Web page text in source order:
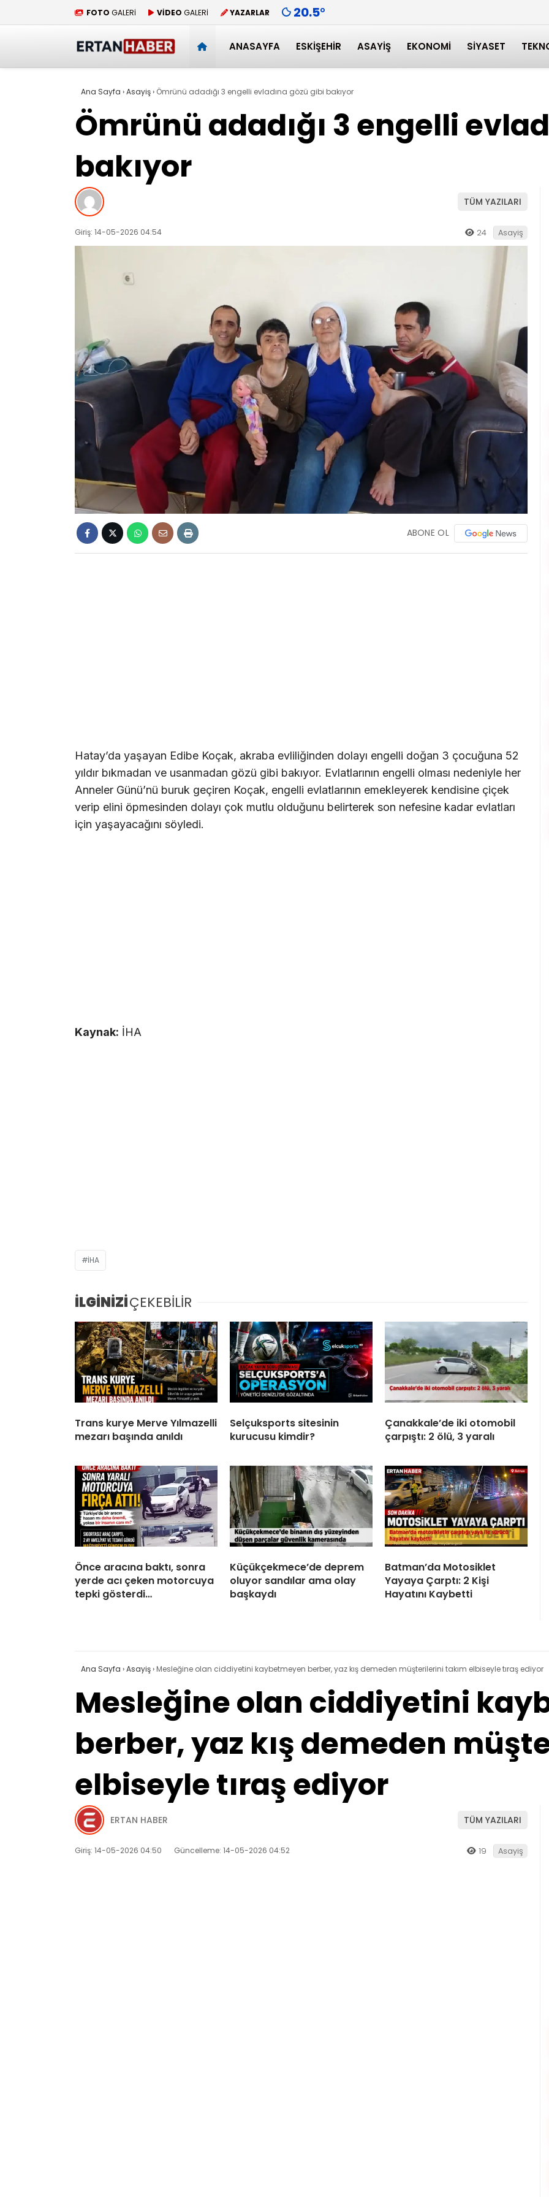
FOTO GALERİ VİDEO GALERİ YAZARLAR 20.5°
ANASAYFA ESKIŞEHIR ASAYIŞ EKONOMI SIYASET
Ana Sayfa ›Asayiş› Ömrünü adadığı 3 engelli evladına gözü gibi bakıyor
Ömrünü adadığı 3 engelli
bakıyor
TÜM YAZILARI
Giriş: 14-05-2026 04:54 24 Asayiş
ABONE OL
Hatay’da yaşayan Edibe Koçak, akraba evliliğinden dolayı engelli doğan 3 çocuğuna 52
yıldır bıkmadan ve usanmadan gözü gibi bakıyor. Evlatlarının engelli olması nedeniyle her
Anneler Günü’nü buruk geçiren Koçak, engelli evlatlarının emekleyerek kendisine çiçek
verip elini öpmesinden dolayı çok mutlu olduğunu belirterek son nefesine kadar evlatları
için yaşayacağını söyledi.
Kaynak: İHA
İHA
İLGİNİZİÇEKEBİLİR
Trans kurye Merve Yılmazelli
mezarı başında anıldı
Selçuksports sitesinin
kurucusu kimdir?
Çanakkale’de iki otomobil
çarpıştı: 2 ölü, 3 yaralı
Önce aracına baktı, sonra
yerde acı çeken motorcuya
tepki gösterdi…
Küçükçekmece’de deprem
oluyor sandılar ama olay
başkaydı
Batman’da Motosiklet
Yayaya Çarptı: 2 Kişi
Hayatını Kaybetti
Ana Sayfa ›Asayiş› Mesleğine olan ciddiyetini kaybetmeyen berber, yaz kış demeden müşterilerini takım elbiseyle tıraş ediyor
Mesleğine olan ciddiyetini
berber, yaz kış demeden
elbiseyle tıraş ediyor
ERTAN HABER TÜM YAZILARI
Giriş: 14-05-2026 04:50 Güncelleme: 14-05-2026 04:52 19 Asayiş